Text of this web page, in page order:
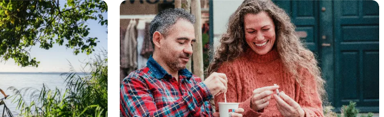
Essen und Trinken